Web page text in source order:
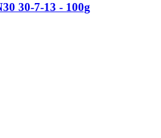
30-7-13 - 100g